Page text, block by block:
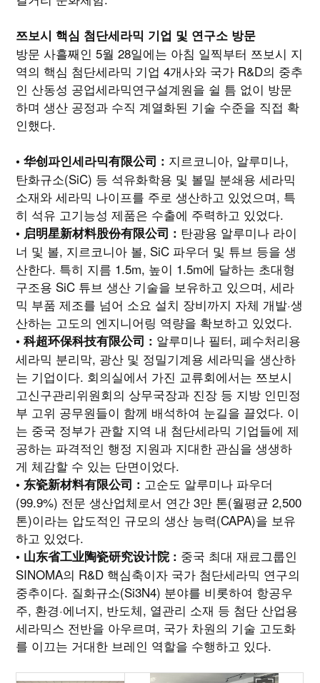
쯔보시 핵심 첨단세라믹 기업 및 연구소 방문
방문 사흘째인 5월 28일에는 아침 일찍부터 쯔보시 지
역의 핵심 첨단세라믹 기업 4개사와 국가 R&D의 중추
인 산동성 공업세라믹연구설계원을 쉴 틈 없이 방문
하며 생산 공정과 수직 계열화된 기술 수준을 직접 확
인했다.
• 华创파인세라믹有限公司 : 지르코니아, 알루미나,
탄화규소(SiC) 등 석유화학용 및 볼밀 분쇄용 세라믹
소재와 세라믹 나이프를 주로 생산하고 있었으며, 특
히 석유 고기능성 제품은 수출에 주력하고 있었다.
• 启明星新材料股份有限公司 : 탄광용 알루미나 라이
너 및 볼, 지르코니아 볼, SiC 파우더 및 튜브 등을 생
산한다. 특히 지름 1.5m, 높이 1.5m에 달하는 초대형
구조용 SiC 튜브 생산 기술을 보유하고 있으며, 세라
믹 부품 제조를 넘어 소요 설치 장비까지 자체 개발·생
산하는 고도의 엔지니어링 역량을 확보하고 있었다.
• 科超环保科技有限公司 : 알루미나 필터, 폐수처리용
세라믹 분리막, 광산 및 정밀기계용 세라믹을 생산하
는 기업이다. 회의실에서 가진 교류회에서는 쯔보시
고신구관리위원회의 상무국장과 진장 등 지방 인민정
부 고위 공무원들이 함께 배석하여 눈길을 끌었다. 이
는 중국 정부가 관할 지역 내 첨단세라믹 기업들에 제
공하는 파격적인 행정 지원과 지대한 관심을 생생하
게 체감할 수 있는 단면이었다.
• 东瓷新材料有限公司 : 고순도 알루미나 파우더
(99.9%) 전문 생산업체로서 연간 3만 톤(월평균 2,500
톤)이라는 압도적인 규모의 생산 능력(CAPA)을 보유
하고 있었다.
• 山东省工业陶瓷研究设计院 : 중국 최대 재료그룹인
SINOMA의 R&D 핵심축이자 국가 첨단세라믹 연구의
중추이다. 질화규소(Si3N4) 분야를 비롯하여 항공우
주, 환경·에너지, 반도체, 열관리 소재 등 첨단 산업용
세라믹스 전반을 아우르며, 국가 차원의 기술 고도화
를 이끄는 거대한 브레인 역할을 수행하고 있다.